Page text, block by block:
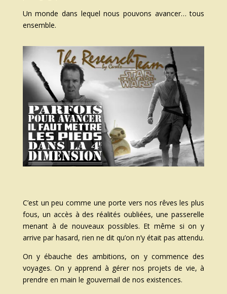
Un monde dans lequel nous pouvons avancer… tous
ensemble.
C’est un peu comme une porte vers nos rêves les plus
fous, un accès à des réalités oubliées, une passerelle
menant à de nouveaux possibles. Et même si on y
arrive par hasard, rien ne dit qu’on n’y était pas attendu.
On y ébauche des ambitions, on y commence des
voyages. On y apprend à gérer nos projets de vie, à
prendre en main le gouvernail de nos existences.